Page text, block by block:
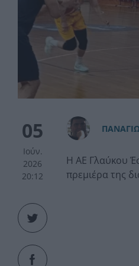
05
Ιούν.
2026
20:12
Η ΑΕ Γλαύκου
πρεμιέρα της